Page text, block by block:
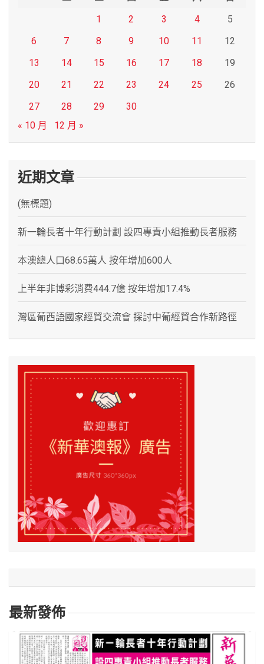
1
2 3 4
5
6
7 8 9 10 11
12
13
14 15 16 17 18
19
20
21 22 23 24 25
26
27
28 29
30
« 10 月
12 月 »
近期文章
(無標題)
新一輪長者十年行動計劃 設四專責小組推動長者服務
本澳總人口68.65萬人 按年增加600人
上半年非博彩消費444.7億 按年增加17.4%
灣區葡西語國家經貿交流會 探討中葡經貿合作新路徑
最新發佈